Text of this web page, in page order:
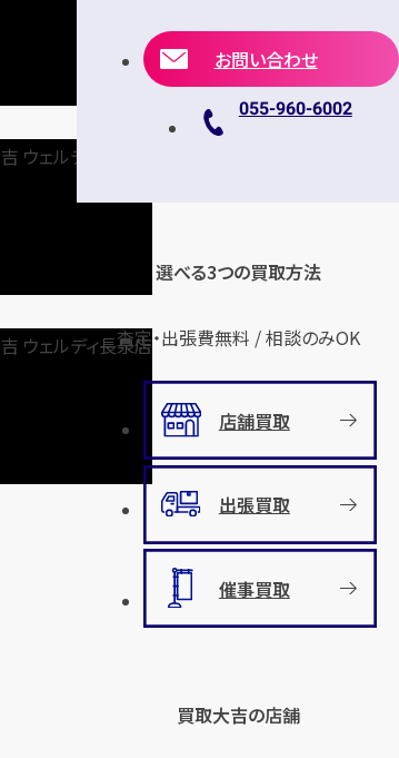
お問い合わせ
055-960-6002
選べる3つの買取方法
査定・出張費無料 / 相談のみOK
店舗買取
出張買取
催事買取
買取大吉の店舗